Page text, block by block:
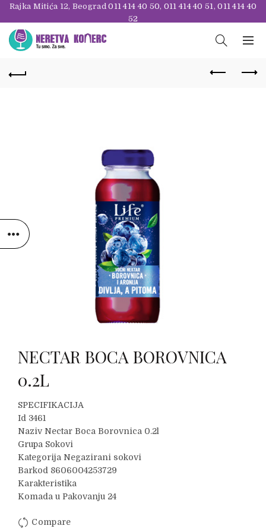
Rajka Mitića 12, Beograd011 414 40 50, 011 414 40 51,011 414 40
52
NECTAR BOCA BOROVNICA
0.2L
SPECIFIKACIJA
Id 3461
Naziv Nectar Boca Borovnica 0.2l
Grupa Sokovi
Kategorija Negazirani sokovi
Barkod 8606004253729
Karakteristika
Komada u Pakovanju 24
Compare